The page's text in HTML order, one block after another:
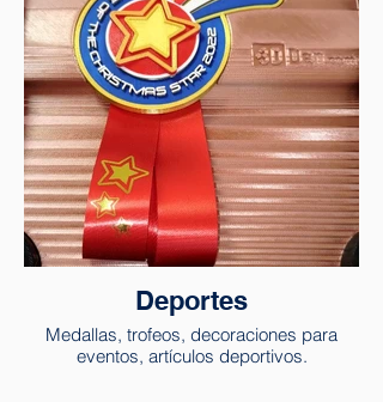
Deportes
Medallas, trofeos, decoraciones para
eventos, artículos deportivos.